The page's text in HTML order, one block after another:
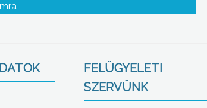
FELÜGYELETI
SZERVÜNK